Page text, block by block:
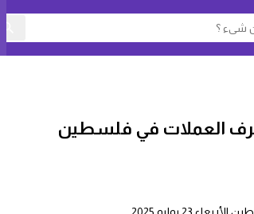
العملات في فلسطين